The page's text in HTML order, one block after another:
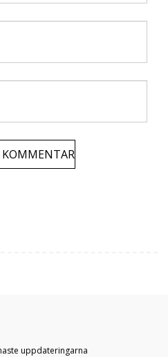
uppdateringarna